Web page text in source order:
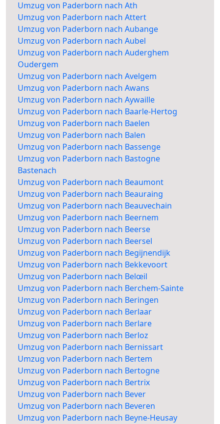
Umzug von Paderborn nach Ath
Umzug von Paderborn nach Attert
Umzug von Paderborn nach Aubange
Umzug von Paderborn nach Aubel
Umzug von Paderborn nach Auderghem
Oudergem
Umzug von Paderborn nach Avelgem
Umzug von Paderborn nach Awans
Umzug von Paderborn nach Aywaille
Umzug von Paderborn nach Baarle-Hertog
Umzug von Paderborn nach Baelen
Umzug von Paderborn nach Balen
Umzug von Paderborn nach Bassenge
Umzug von Paderborn nach Bastogne
Bastenach
Umzug von Paderborn nach Beaumont
Umzug von Paderborn nach Beauraing
Umzug von Paderborn nach Beauvechain
Umzug von Paderborn nach Beernem
Umzug von Paderborn nach Beerse
Umzug von Paderborn nach Beersel
Umzug von Paderborn nach Begijnendijk
Umzug von Paderborn nach Bekkevoort
Umzug von Paderborn nach Belœil
Umzug von Paderborn nach Berchem-Sainte
Umzug von Paderborn nach Beringen
Umzug von Paderborn nach Berlaar
Umzug von Paderborn nach Berlare
Umzug von Paderborn nach Berloz
Umzug von Paderborn nach Bernissart
Umzug von Paderborn nach Bertem
Umzug von Paderborn nach Bertogne
Umzug von Paderborn nach Bertrix
Umzug von Paderborn nach Bever
Umzug von Paderborn nach Beveren
Umzug von Paderborn nach Beyne-Heusay